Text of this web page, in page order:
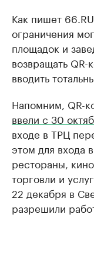
Как пишет
ограничения
площадок и
возвращать
вводить
Напомним, QR-
ввели с 30
входе в ТРЦ
этом для входа
рестораны,
торговли и
22 декабря в
разрешили